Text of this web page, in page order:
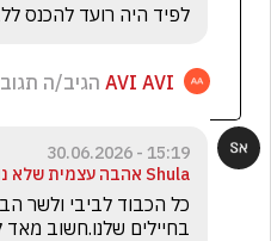
לפיד היה רועד להכנס
AVI AVI הגיב/ה
15:19 - 30.06.2026
Shula אהבה עצמית שלא נודע פף
בחיילים שלנו.חשוב מאד